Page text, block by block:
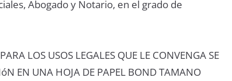
Abogado y Notario, en el grado de
LOS USOS LEGALES QUE LE CONVENGA SE
EN UNA HOJA DE PAPEL BOND TAMANO